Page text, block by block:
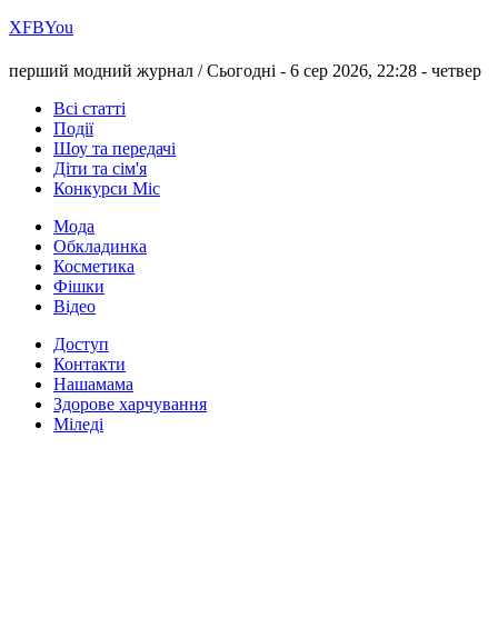
ХFBYou
перший модний журнал /Сьогодні - 6 сер 2026, 22:28 - четвер
Всі статті
Події
Шоу та передачі
Діти та сім'я
Конкурси Міс
Мода
Обкладинка
Косметика
Фішки
Відео
Доступ
Контакти
Нашамама
Здорове харчування
Міледі